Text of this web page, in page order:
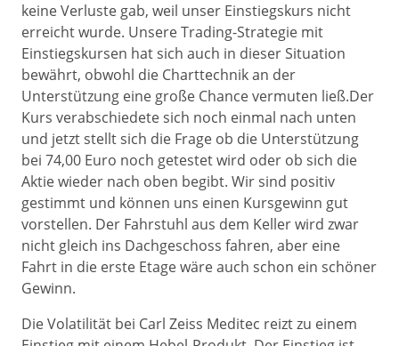
keine Verluste gab, weil unser Einstiegskurs nicht
erreicht wurde. Unsere Trading-Strategie mit
Einstiegskursen hat sich auch in dieser Situation
bewährt, obwohl die Charttechnik an der
Unterstützung eine große Chance vermuten ließ.Der
Kurs verabschiedete sich noch einmal nach unten
und jetzt stellt sich die Frage ob die Unterstützung
bei 74,00 Euro noch getestet wird oder ob sich die
Aktie wieder nach oben begibt. Wir sind positiv
gestimmt und können uns einen Kursgewinn gut
vorstellen. Der Fahrstuhl aus dem Keller wird zwar
nicht gleich ins Dachgeschoss fahren, aber eine
Fahrt in die erste Etage wäre auch schon ein schöner
Gewinn.
Die Volatilität bei Carl Zeiss Meditec reizt zu einem